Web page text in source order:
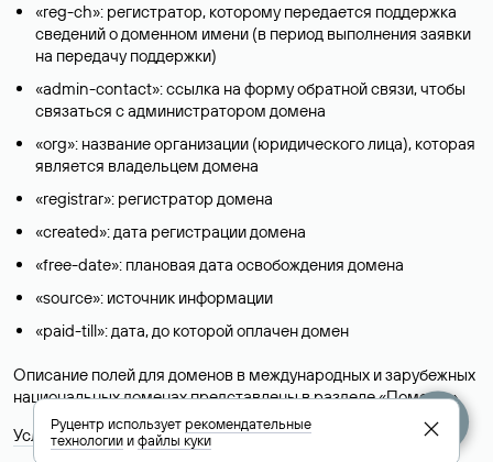
«reg-ch»: регистратор, которому передается поддержка
сведений о доменном имени (в период выполнения заявки
на передачу поддержки)
«admin-contact»: ссылка на форму обратной связи, чтобы
связаться с администратором домена
«org»: название организации (юридического лица), которая
является владельцем домена
«registrar»: регистратор домена
«created»: дата регистрации домена
«free-date»: плановая дата освобождения домена
«source»: источник информации
«paid-till»: дата, до которой оплачен домен
Описание полей для доменов в международных и зарубежных
национальных доменах представлены в разделе «Помощь».
Условия использования Whois-сервиса
Руцентр используетрекомендательные
технологииифайлы куки